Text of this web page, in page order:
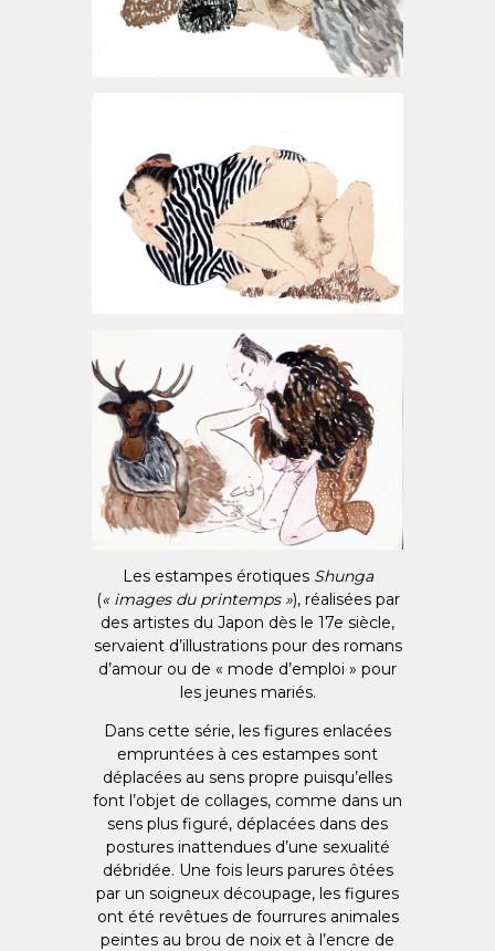
Les estampes érotiques Shunga
(« images du printemps »), réalisées par
des artistes du Japon dès le 17e siècle,
servaient d’illustrations pour des romans
d’amour ou de « mode d’emploi » pour
les jeunes mariés.
Dans cette série, les figures enlacées
empruntées à ces estampes sont
déplacées au sens propre puisqu’elles
font l’objet de collages, comme dans un
sens plus figuré, déplacées dans des
postures inattendues d’une sexualité
débridée. Une fois leurs parures ôtées
par un soigneux découpage, les figures
ont été revêtues de fourrures animales
peintes au brou de noix et à l’encre de